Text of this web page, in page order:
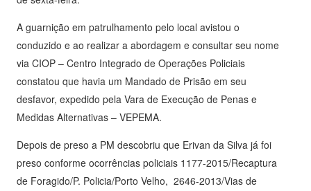
A guarnição em patrulhamento pelo local avistou o
conduzido e ao realizar a abordagem e consultar seu nome
via CIOP – Centro Integrado de Operações Policiais
constatou que havia um Mandado de Prisão em seu
desfavor, expedido pela Vara de Execução de Penas e
Medidas Alternativas – VEPEMA.
Depois de preso a PM descobriu que Erivan da Silva já foi
preso conforme ocorrências policiais 1177-2015/Recaptura
de Foragido/P. Policia/Porto Velho, 2646-2013/Vias de